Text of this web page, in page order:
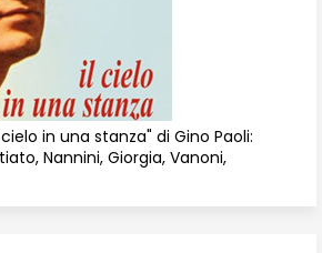
in una stanza" di Gino Paoli:
Nannini, Giorgia, Vanoni,